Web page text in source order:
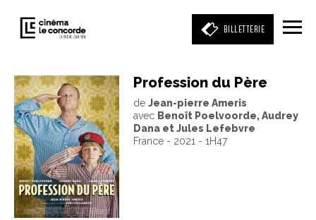
BILLETTERIE
Entrez votre mot clé
(film, réalisateur, acteur, événement)
Profession du Père
de Jean-pierre Ameris
avec Benoît Poelvoorde, Audrey
Dana et Jules Lefebvre
France - 2021 - 1H47